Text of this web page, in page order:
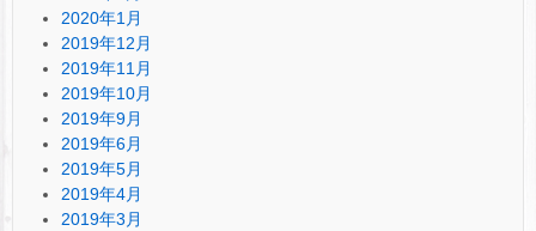
2020年1月
2019年12月
2019年11月
2019年10月
2019年9月
2019年6月
2019年5月
2019年4月
2019年3月